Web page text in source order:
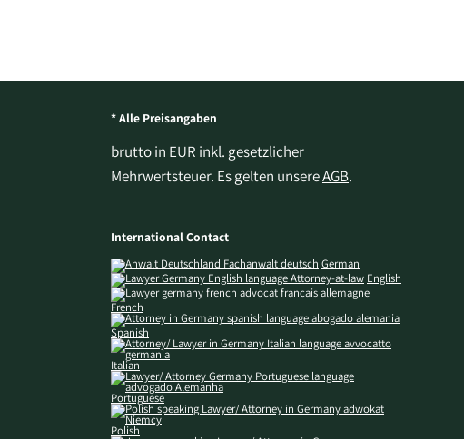
* Alle Preisangaben
brutto in EUR inkl. gesetzlicher
Mehrwertsteuer. Es gelten unsereAGB.
International Contact
German
English
French
Spanish
Italian
Portuguese
Polish